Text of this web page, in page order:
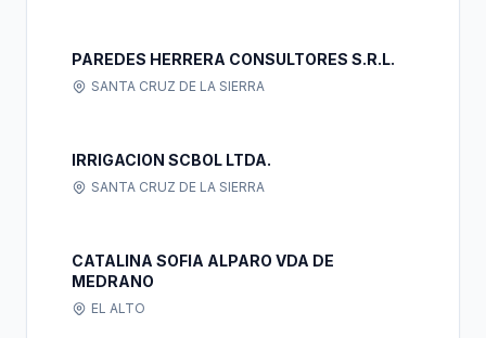
PAREDES HERRERA CONSULTORES S.R.L.
SANTA CRUZ DE LA SIERRA
IRRIGACION SCBOL LTDA.
SANTA CRUZ DE LA SIERRA
CATALINA SOFIA ALPARO VDA DE
MEDRANO
EL ALTO